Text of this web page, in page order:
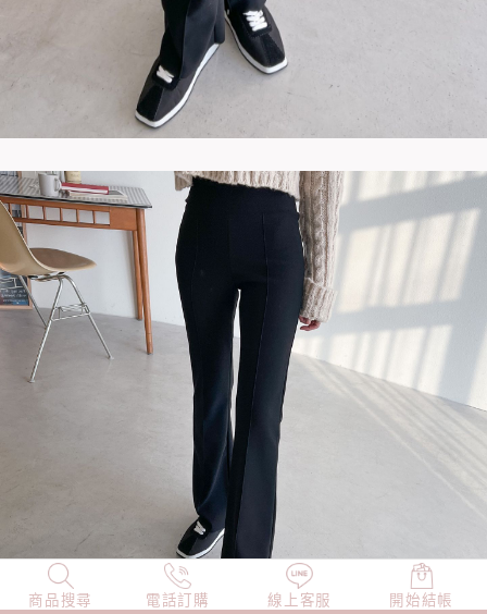
商品搜尋 電話訂購 線上客服 開始結帳
NEW 店長精選 TOP100 小編穿搭